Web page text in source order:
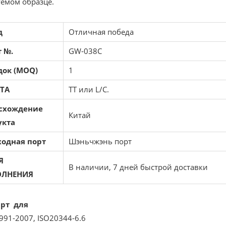
Отличная победа
№.
GW-038C
(MOQ)
1
TT или L/C.
Китай
порт
Шэньчжэнь порт
В наличии, 7 дней быстрой доставки
для
2007, ISO20344-6.6